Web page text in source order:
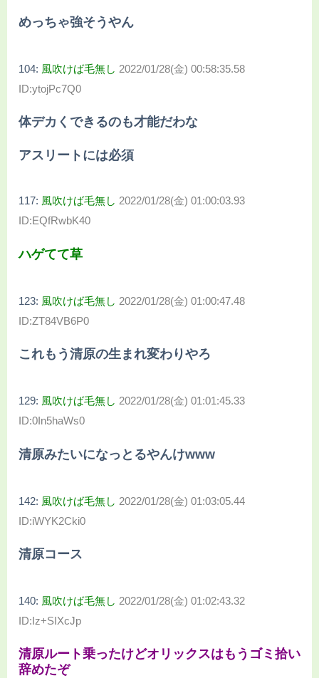
めっちゃ強そうやん
104: 風吹けば毛無し 2022/01/28(金) 00:58:35.58
ID:ytojPc7Q0
体デカくできるのも才能だわな
アスリートには必須
117: 風吹けば毛無し 2022/01/28(金) 01:00:03.93
ID:EQfRwbK40
ハゲてて草
123: 風吹けば毛無し 2022/01/28(金) 01:00:47.48
ID:ZT84VB6P0
これもう清原の生まれ変わりやろ
129: 風吹けば毛無し 2022/01/28(金) 01:01:45.33
ID:0In5haWs0
清原みたいになっとるやんけwww
142: 風吹けば毛無し 2022/01/28(金) 01:03:05.44
ID:iWYK2Cki0
清原コース
140: 風吹けば毛無し 2022/01/28(金) 01:02:43.32
ID:Iz+SIXcJp
清原ルート乗ったけどオリックスはもうゴミ拾い
辞めたぞ